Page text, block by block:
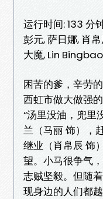
运行时间: 133 分
彭元, 萨日娜, 肖
大魔, Lin Bingbao
困苦的爹，辛劳
西虹市做大做强
“汤里没油，兜里
兰（马丽 饰），
继业（肖帛辰 饰
望。小马很争气
志贼坚毅。但随
现身边的人们都